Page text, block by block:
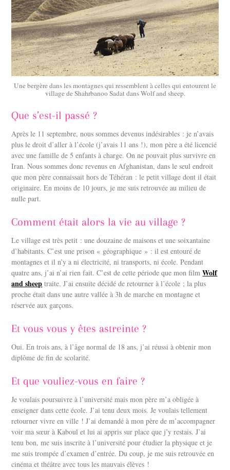
Une bergère dans les montagnes qui ressemblent à celles qui entourent le
village de Shahrbanoo Sadat dans Wolf and sheep.
Que s’est-il passé ?
Après le 11 septembre, nous sommes devenus indésirables : je n’avais
plus le droit d’aller à l’école (j’avais 11 ans !), mon père a été licencié
avec une famille de 5 enfants à charge. On ne pouvait plus survivre en
Iran. Nous sommes donc revenus en Afghanistan, dans le seul endroit
que mon père connaissait hors de Téhéran : le petit village dont il était
originaire. En moins de 10 jours, je me suis retrouvée au milieu de
nulle part.
Comment était alors la vie au village ?
Le village est très petit : une douzaine de maisons et une soixantaine
d’habitants. C’est une prison « géographique » : il est entouré de
montagnes et il n’y a ni électricité, ni transports, ni école. Pendant
quatre ans, j’ai n’ai rien fait. C’est de cette période que mon filmWolf
and sheep traite. J’ai ensuite décidé de retourner à l’école ; la plus
proche était dans une autre vallée à 3h de marche en montagne et
réservée aux garçons.
Et vous vous y êtes astreinte ?
Oui. En trois ans, à l’âge normal de 18 ans, j’ai réussi à obtenir mon
diplôme de fin de scolarité.
Et que vouliez-vous en faire ?
Je voulais poursuivre à l’université mais mon père m’a obligée à
enseigner dans cette école. J’ai tenu deux mois. Je voulais tellement
retourner vivre en ville ! J’ai demandé à mon père de m’accompagner
voir ma sœur à Kaboul et lui ai appris sur place que j’y restais. J’ai
tenu bon, me suis inscrite à l’université pour étudier la physique et je
me suis trompée d’examen d’entrée. Du coup, je me suis retrouvée en
cinéma et théâtre avec tous les mauvais élèves !